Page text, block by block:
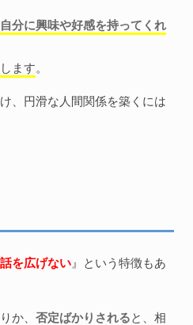
自分に興味や好感を持ってくれ
ます。
、円滑な人間関係を築くには
話を広げない 』という特徴もあ
か、 否定ばかりされると、相